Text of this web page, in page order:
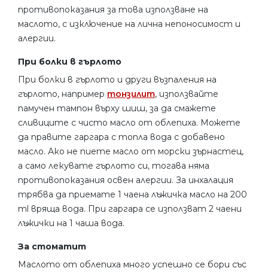
противопоказания за това използване на
маслото, с изключение на лична непоносимост и
алергии.
При болки в гърлото
При болки в гърлото и други възпаления на
гърлото, например тонзилит, използвайте
памучен тампон върху шиш, за да смажете
сливиците с чисто масло от облепиха. Можете
да правите гаргара с топла вода с добавено
масло. Ако не пиете масло от морски зърнастец,
а само лекувате гърлото си, тогава няма
противопоказания освен алергии. За инхалация
трябва да приемате 1 чаена лъжичка масло на 200
ml вряща вода. При гаргара се използват 2 чаени
лъжички на 1 чаша вода.
За стоматит
Маслото от облепиха много успешно се бори със